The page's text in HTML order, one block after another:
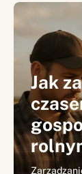
Jak